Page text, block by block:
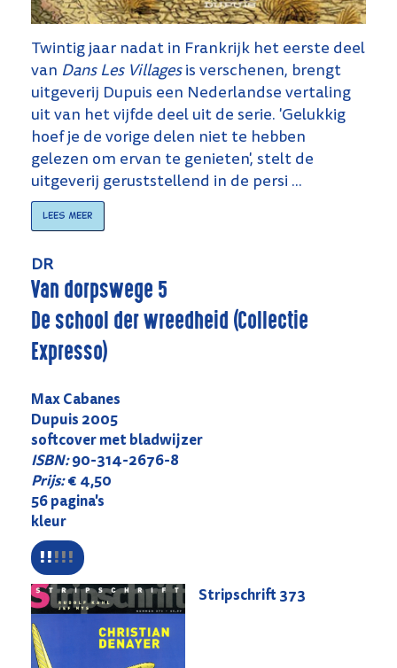
Twintig jaar nadat in Frankrijk het eerste deel
van Dans Les Villagesis verschenen, brengt
uitgeverij Dupuis een Nederlandse vertaling
uit van het vijfde deel uit de serie. 'Gelukkig
hoef je de vorige delen niet te hebben
gelezen om ervan te genieten', stelt de
uitgeverij geruststellend in de persi ...
Lees meer
DR
Van dorpswege 5
De school der wreedheid (Collectie
Expresso)
Max Cabanes
Dupuis 2005
softcover met bladwijzer
ISBN:90-314-2676-8
Prijs:€ 4,50
56 pagina's
kleur
Stripschrift373